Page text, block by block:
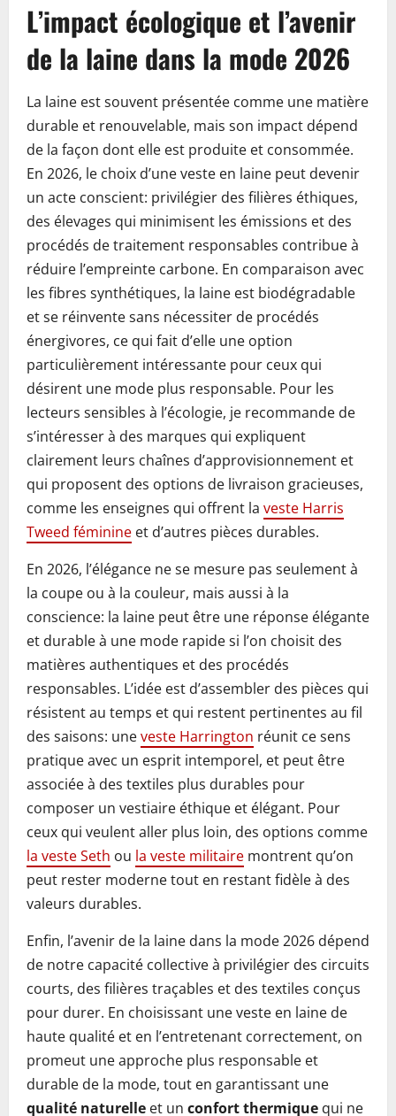
L’impact écologique et l’avenir
de la laine dans la mode 2026
La laine est souvent présentée comme une matière
durable et renouvelable, mais son impact dépend
de la façon dont elle est produite et consommée.
En 2026, le choix d’une veste en laine peut devenir
un acte conscient: privilégier des filières éthiques,
des élevages qui minimisent les émissions et des
procédés de traitement responsables contribue à
réduire l’empreinte carbone. En comparaison avec
les fibres synthétiques, la laine est biodégradable
et se réinvente sans nécessiter de procédés
énergivores, ce qui fait d’elle une option
particulièrement intéressante pour ceux qui
désirent une mode plus responsable. Pour les
lecteurs sensibles à l’écologie, je recommande de
s’intéresser à des marques qui expliquent
clairement leurs chaînes d’approvisionnement et
qui proposent des options de livraison gracieuses,
comme les enseignes qui offrent la veste Harris
Tweed féminine et d’autres pièces durables.
En 2026, l’élégance ne se mesure pas seulement à
la coupe ou à la couleur, mais aussi à la
conscience: la laine peut être une réponse élégante
et durable à une mode rapide si l’on choisit des
matières authentiques et des procédés
responsables. L’idée est d’assembler des pièces qui
résistent au temps et qui restent pertinentes au fil
des saisons: uneveste Harrington réunit ce sens
pratique avec un esprit intemporel, et peut être
associée à des textiles plus durables pour
composer un vestiaire éthique et élégant. Pour
ceux qui veulent aller plus loin, des options comme
la veste Seth ou la veste militaire montrent qu’on
peut rester moderne tout en restant fidèle à des
valeurs durables.
Enfin, l’avenir de la laine dans la mode 2026 dépend
de notre capacité collective à privilégier des circuits
courts, des filières traçables et des textiles conçus
pour durer. En choisissant une veste en laine de
haute qualité et en l’entretenant correctement, on
promeut une approche plus responsable et
durable de la mode, tout en garantissant une
qualité naturelle et un confort thermique qui ne